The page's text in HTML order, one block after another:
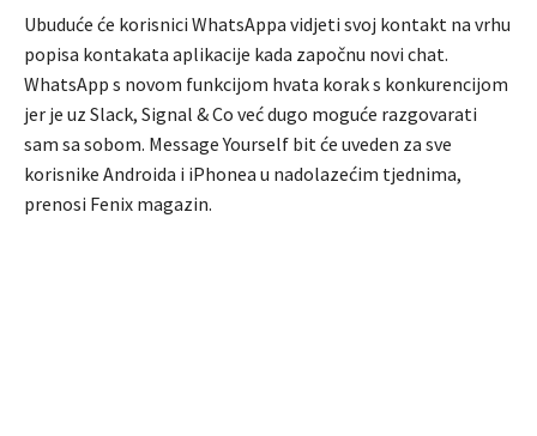
Ubuduće će korisnici WhatsAppa vidjeti svoj kontakt na vrhu
popisa kontakata aplikacije kada započnu novi chat.
WhatsApp s novom funkcijom hvata korak s konkurencijom
jer je uz Slack, Signal & Co već dugo moguće razgovarati
sam sa sobom. Message Yourself bit će uveden za sve
korisnike Androida i iPhonea u nadolazećim tjednima,
prenosi Fenix magazin.